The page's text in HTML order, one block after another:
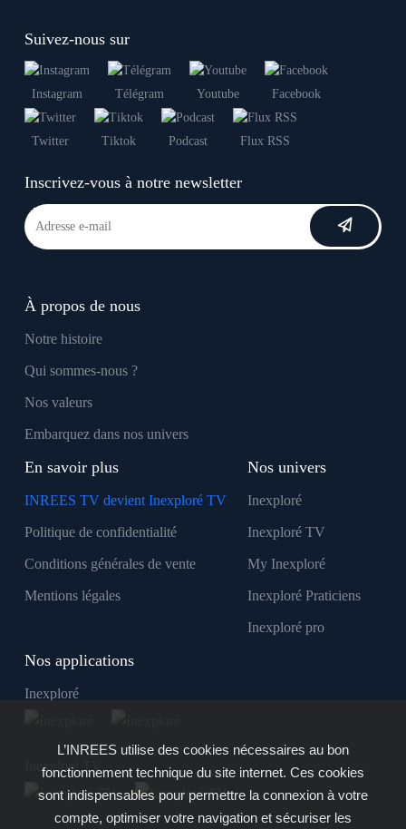
Suivez-nous sur
Instagram Télégram Youtube Facebook
Twitter Tiktok Podcast Flux RSS
Inscrivez-vous à notre newsletter
À propos de nous
Notre histoire
Qui sommes-nous ?
Nos valeurs
Embarquez dans nos univers
En savoir plus
INREES TV devient Inexploré TV
Politique de confidentialité
Conditions générales de vente
Mentions légales
Nos univers
Inexploré
Inexploré TV
My Inexploré
Inexploré Praticiens
Inexploré pro
Nos applications
Inexploré
Inexploré TV
L’INREES utilise des cookies nécessaires au bon
fonctionnement technique du site internet. Ces cookies
sont indispensables pour permettre la connexion à votre
compte, optimiser votre navigation et sécuriser les